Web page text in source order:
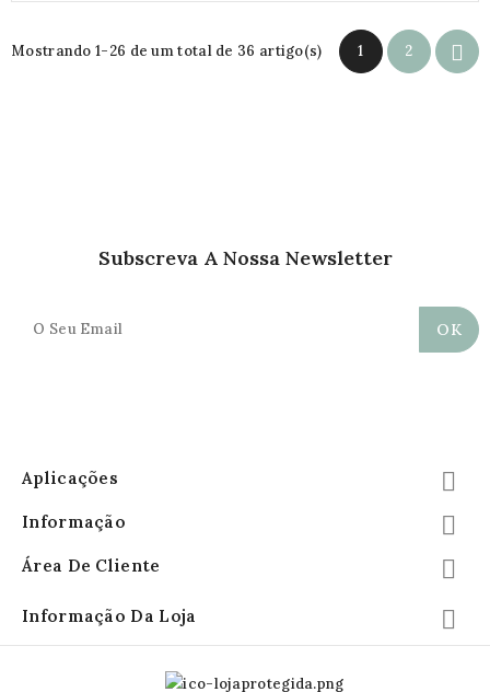
Mostrando 1-26 de um total de 36 artigo(s) 1 2 
Subscreva A Nossa Newsletter
Aplicações 
Informação 
Área De Cliente 
Informação Da Loja 